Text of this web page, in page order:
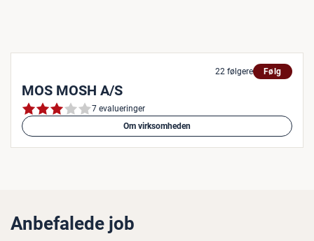
22 følgere Følg
MOS MOSH A/S
7 evalueringer
Om virksomheden
Anbefalede job